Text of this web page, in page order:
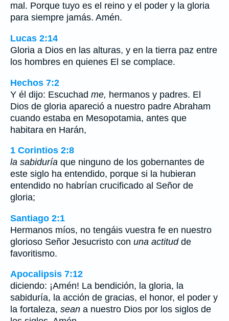
mal. Porque tuyo es el reino y el poder y la gloria
para siempre jamás. Amén.
Lucas 2:14
Gloria a Dios en las alturas, y en la tierra paz entre
los hombres en quienes El se complace.
Hechos 7:2
Y él dijo: Escuchad me, hermanos y padres. El
Dios de gloria apareció a nuestro padre Abraham
cuando estaba en Mesopotamia, antes que
habitara en Harán,
1 Corintios 2:8
la sabiduría que ninguno de los gobernantes de
este siglo ha entendido, porque si la hubieran
entendido no habrían crucificado al Señor de
gloria;
Santiago 2:1
Hermanos míos, no tengáis vuestra fe en nuestro
glorioso Señor Jesucristo con una actitudde
favoritismo.
Apocalipsis 7:12
diciendo: ¡Amén! La bendición, la gloria, la
sabiduría, la acción de gracias, el honor, el poder y
la fortaleza, sean a nuestro Dios por los siglos de